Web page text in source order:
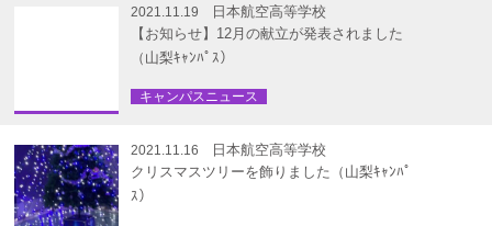
2021.11.19
日本航空高等学校
【お知らせ】12月の献立が発表されました
（山梨ｷｬﾝﾊﾟｽ）
キャンパスニュース
2021.11.16
日本航空高等学校
クリスマスツリーを飾りました（山梨ｷｬﾝﾊﾟ
ｽ）